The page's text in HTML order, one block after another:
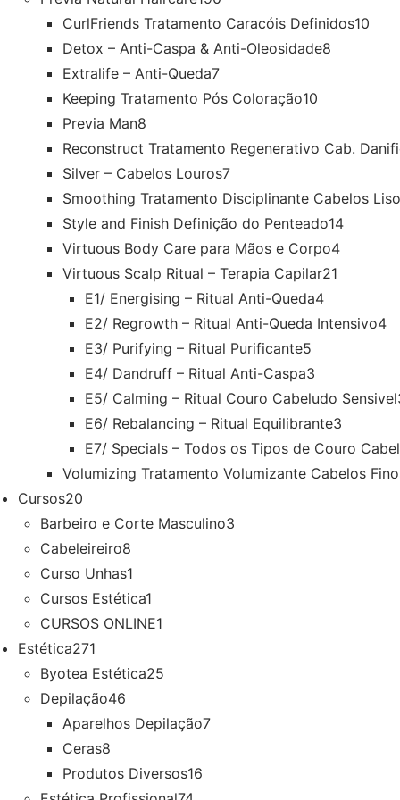
CurlFriends Tratamento Caracóis Definidos10
Detox – Anti-Caspa & Anti-Oleosidade8
Extralife – Anti-Queda7
Keeping Tratamento Pós Coloração10
Previa Man8
Reconstruct Tratamento Regenerativo Cab.
Silver – Cabelos Louros7
Smoothing Tratamento Disciplinante Cabelos
Style and Finish Definição do Penteado14
Virtuous Body Care para Mãos e Corpo4
Virtuous Scalp Ritual – Terapia Capilar21
E1/ Energising – Ritual Anti-Queda4
E2/ Regrowth – Ritual Anti-Queda Intensivo4
E3/ Purifying – Ritual Purificante5
E4/ Dandruff – Ritual Anti-Caspa3
E5/ Calming – Ritual Couro Cabeludo Sensivel
E6/ Rebalancing – Ritual Equilibrante3
E7/ Specials – Todos os Tipos de Couro
Volumizing Tratamento Volumizante Cabelos
Cursos20
Barbeiro e Corte Masculino3
Cabeleireiro8
Curso Unhas1
Cursos Estética1
CURSOS ONLINE1
Estética271
Byotea Estética25
Depilação46
Aparelhos Depilação7
Ceras8
Produtos Diversos16